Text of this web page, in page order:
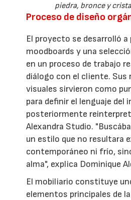
piedra, bronce y
Proceso de diseño
El proyecto se desarrolló
moodboards y una
en un proceso de trabajo
diálogo con el cliente. Sus
visuales sirvieron como
para definir el lenguaje del
posteriormente
Alexandra Studio.
un estilo que no resultara
contemporáneo ni frío,
alma", explica Dominique
El mobiliario constituye
elementos principales de